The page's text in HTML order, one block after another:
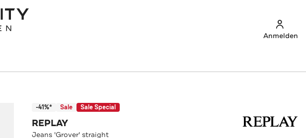
Anmelden
-41%* Sale Sale Special
REPLAY
Jeans 'Grover' straight